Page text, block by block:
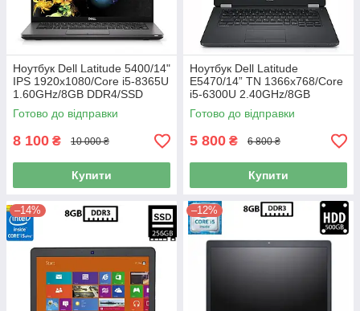
Ноутбук Dell Latitude 5400/14"
IPS 1920x1080/Core i5-8365U
1.60GHz/8GB DDR4/SSD
256GB/UHD Graphics 620/
Камера Б/В
Готово до відправки
8 100 ₴ 10 000 ₴
Купити
Ноутбук Dell Latitude
E5470/14” TN 1366x768/Core
i5-6300U 2.40GHz/8GB
DDR4/SSD 256GB/HD
Graphics 520/Камера Б/В
Готово до відправки
5 800 ₴ 6 800 ₴
Купити
–14% –12%